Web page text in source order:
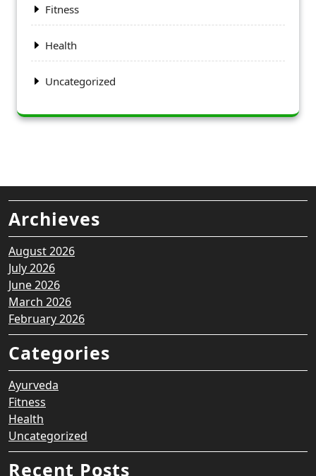
Fitness
Health
Uncategorized
Archieves
August 2026
July 2026
June 2026
March 2026
February 2026
Categories
Ayurveda
Fitness
Health
Uncategorized
Recent Posts